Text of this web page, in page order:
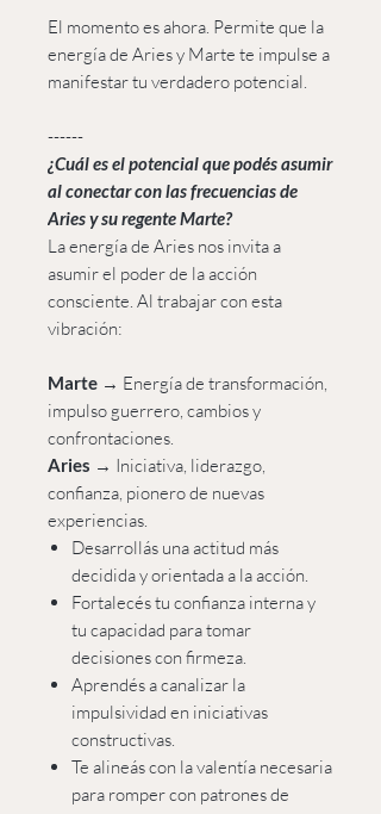
El momento es ahora. Permite que la
energía de Aries y Marte te impulse a
manifestar tu verdadero potencial.
------
¿Cuál es el potencial que podés asumir
al conectar con las frecuencias de
Aries y su regente Marte?
La energía de Aries nos invita a
asumir el poder de la acción
consciente. Al trabajar con esta
vibración:
Marte → Energía de transformación,
impulso guerrero, cambios y
confrontaciones.
Aries → Iniciativa, liderazgo,
confianza, pionero de nuevas
experiencias.
Desarrollás una actitud más
decidida y orientada a la acción.
Fortalecés tu confianza interna y
tu capacidad para tomar
decisiones con firmeza.
Aprendés a canalizar la
impulsividad en iniciativas
constructivas.
Te alineás con la valentía necesaria
para romper con patrones de